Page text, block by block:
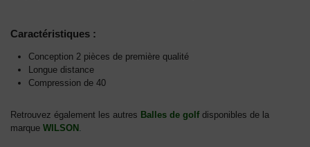
Caractéristiques :
Conception 2 pièces de première qualité
Longue distance
Compression de 40
Retrouvez également les autres Balles de golfdisponibles de la
marque WILSON